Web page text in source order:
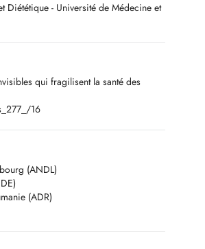
les moins de 18 ans) sur ordonnance
ferent-gabriela/)
Diététique - Université de Médecine et
qui fragilisent la santé des
16
(ANDL)
(ADR)